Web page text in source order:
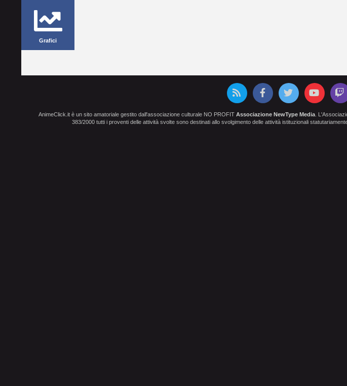
Grafici
AnimeClick.it è un sito amatoriale gestito dall'associazione culturale NO PROFIT Associazione NewType Media.
383/2000 tutti i proventi delle attività svolte sono destinati allo svolgimento delle attività istituzionali